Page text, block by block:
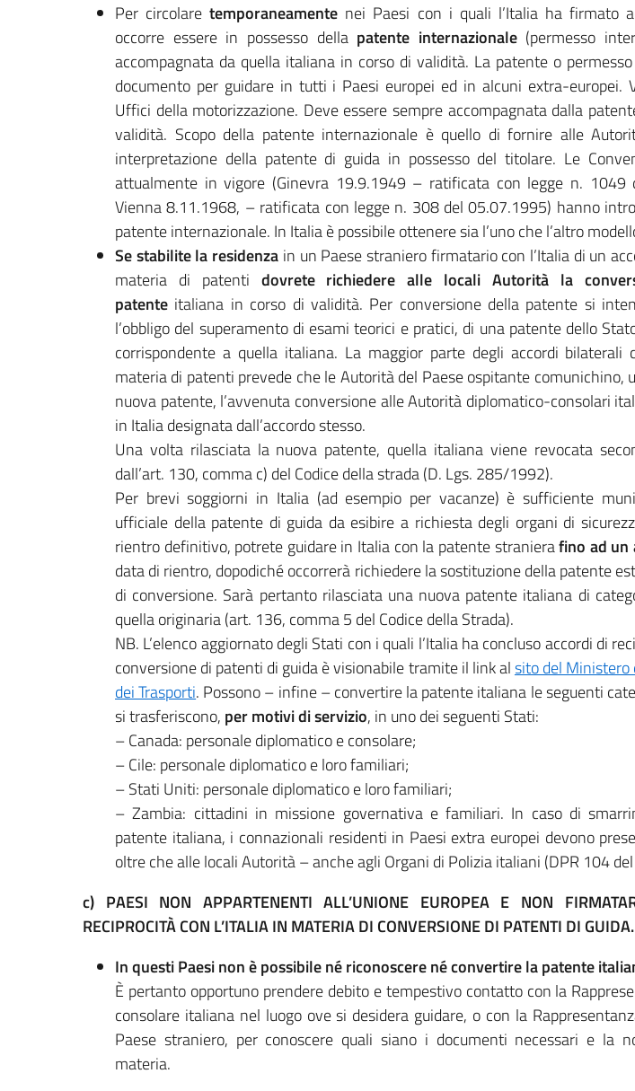
Per circolaretemporaneamente nei Paesi con i quali l’Italia ha firmato
occorre essere in possesso della patente internazionale(permesso
accompagnata da quella italiana in corso di validità. La patente o
documento per guidare in tutti i Paesi europei ed in alcuni extra-europei.
Uffici della motorizzazione. Deve essere sempre accompagnata dalla
validità. Scopo della patente internazionale è quello di fornire alle
interpretazione della patente di guida in possesso del titolare. Le
attualmente in vigore (Ginevra 19.9.1949 – ratificata con legge n.
Vienna 8.11.1968, – ratificata con legge n. 308 del 05.07.1995) hanno
patente internazionale. In Italia è possibile ottenere sia l’uno che l’altro
Se stabilite la residenza in un Paese straniero firmatario con l’Italia di un
materia di patenti dovrete richiedere alle locali Autorità la
patente italiana in corso di validità. Per conversione della patente si
l’obbligo del superamento di esami teorici e pratici, di una patente dello
corrispondente a quella italiana. La maggior parte degli accordi bilaterali
materia di patenti prevede che le Autorità del Paese ospitante comunichino,
nuova patente, l’avvenuta conversione alle Autorità diplomatico-consolari
in Italia designata dall’accordo stesso.
Una volta rilasciata la nuova patente, quella italiana viene revocata
dall’art. 130, comma c) del Codice della strada (D. Lgs. 285/1992).
Per brevi soggiorni in Italia (ad esempio per vacanze) è sufficiente
ufficiale della patente di guida da esibire a richiesta degli organi di
rientro definitivo, potrete guidare in Italia con la patente stranierafino ad un
data di rientro, dopodiché occorrerà richiedere la sostituzione della patente
di conversione. Sarà pertanto rilasciata una nuova patente italiana di
quella originaria (art. 136, comma 5 del Codice della Strada).
NB. L’elenco aggiornato degli Stati con i quali l’Italia ha concluso accordi di
conversione di patenti di guida è visionabile tramite il link alsito del
dei Trasporti. Possono – infine – convertire la patente italiana le seguenti
si trasferiscono, per motivi di servizio, in uno dei seguenti Stati:
– Canada: personale diplomatico e consolare;
– Cile: personale diplomatico e loro familiari;
– Stati Uniti: personale diplomatico e loro familiari;
– Zambia: cittadini in missione governativa e familiari. In caso di
patente italiana, i connazionali residenti in Paesi extra europei devono
oltre che alle locali Autorità – anche agli Organi di Polizia italiani (DPR 104
c) PAESI NON APPARTENENTI ALL’UNIONE EUROPEA E NON
RECIPROCITÀ CON L’ITALIA IN MATERIA DI CONVERSIONE DI PATENTI DI GUIDA.
In questi Paesi non è possibile né riconoscere né convertire la patente
È pertanto opportuno prendere debito e tempestivo contatto con la
consolare italiana nel luogo ove si desidera guidare, o con la
Paese straniero, per conoscere quali siano i documenti necessari e la
materia.